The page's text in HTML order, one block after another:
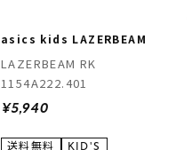
asics kids LAZERBEAM
LAZERBEAM RK
1154A222.401
¥5,940